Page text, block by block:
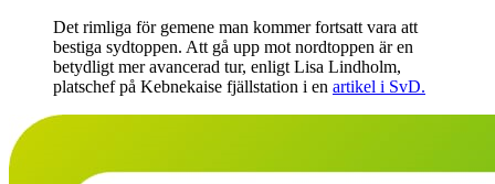
Det rimliga för gemene man kommer fortsatt vara att
bestiga sydtoppen. Att gå upp mot nordtoppen är en
betydligt mer avancerad tur, enligt Lisa Lindholm,
platschef på Kebnekaise fjällstation i en artikel i SvD.